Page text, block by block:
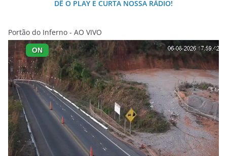
DÊ O PLAY E CURTA NOSSA RÁDIO!
Portão do Inferno - AO VIVO